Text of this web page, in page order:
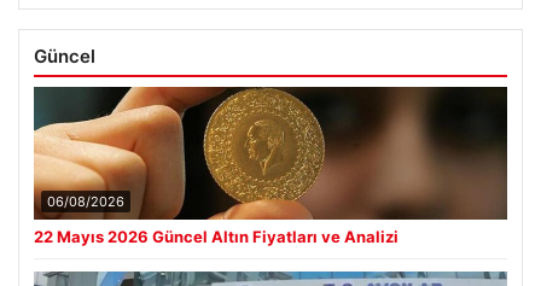
Güncel
06/08/2026
22 Mayıs 2026 Güncel Altın Fiyatları ve Analizi